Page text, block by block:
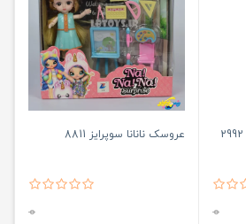
0
عروسک نانانا سوپرایز 8811
0